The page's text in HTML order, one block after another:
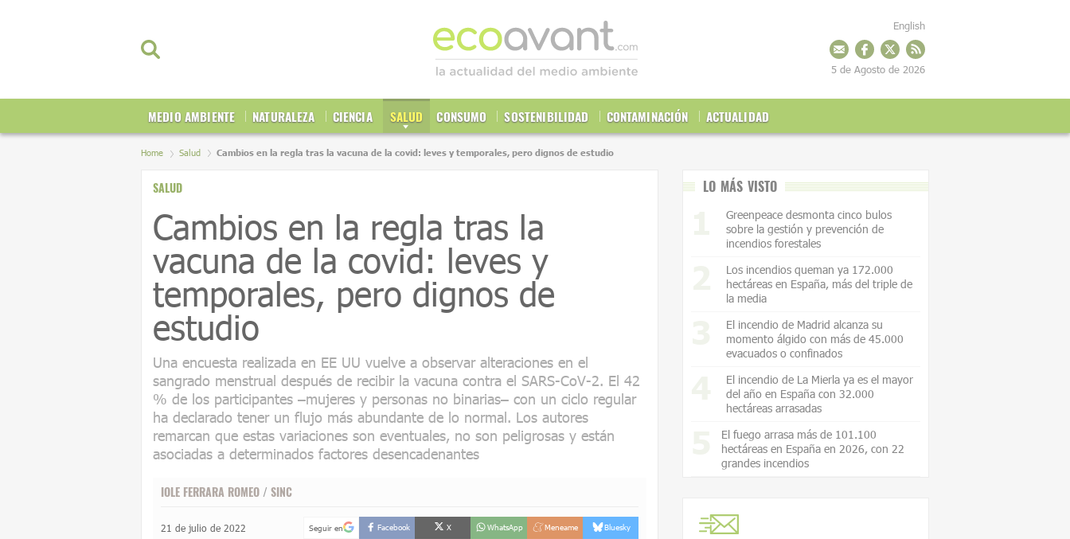
MEDIO AMBIENTE NATURALEZA CIENCIA SALUD CONSUMO SOSTENIBILIDAD CONTAMINACIÓN ACTUALIDAD
English
5 de Agosto de 2026
Home Salud Cambios en la regla tras la vacuna de la covid: leves y temporales, pero dignos de estudio
SALUD
Cambios en la regla tras la
vacuna de la covid: leves y
temporales, pero dignos de
estudio
Una encuesta realizada en EE UU vuelve a observar alteraciones en el
sangrado menstrual después de recibir la vacuna contra el SARS-CoV-2. El 42
% de los participantes –mujeres y personas no binarias– con un ciclo regular
ha declarado tener un flujo más abundante de lo normal. Los autores
remarcan que estas variaciones son eventuales, no son peligrosas y están
asociadas a determinados factores desencadenantes
IOLE FERRARA ROMEO / SINC
21 de julio de 2022 Seguir en Facebook X WhatsApp Meneame Bluesky
LO MÁS VISTO
Greenpeace desmonta cinco bulos
sobre la gestión y prevención de
incendios forestales
Los incendios queman ya 172.000
hectáreas en España, más del triple de
la media
El incendio de Madrid alcanza su
momento álgido con más de 45.000
evacuados o confinados
El incendio de La Mierla ya es el mayor
del año en España con 32.000
hectáreas arrasadas
El fuego arrasa más de 101.100
hectáreas en España en 2026, con 22
grandes incendios